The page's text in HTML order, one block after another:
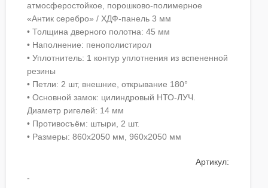
атмосферостойкое, порошково-полимерное
«Антик серебро» / ХДФ-панель 3 мм
• Толщина дверного полотна: 45 мм
• Наполнение: пенополистирол
• Уплотнитель: 1 контур уплотнения из вспененной
резины
• Петли: 2 шт, внешние, открывание 180°
• Основной замок: цилиндровый НТО-ЛУЧ.
Диаметр ригелей: 14 мм
• Противосъём: штыри, 2 шт.
• Размеры: 860х2050 мм, 960х2050 мм
Артикул:
-